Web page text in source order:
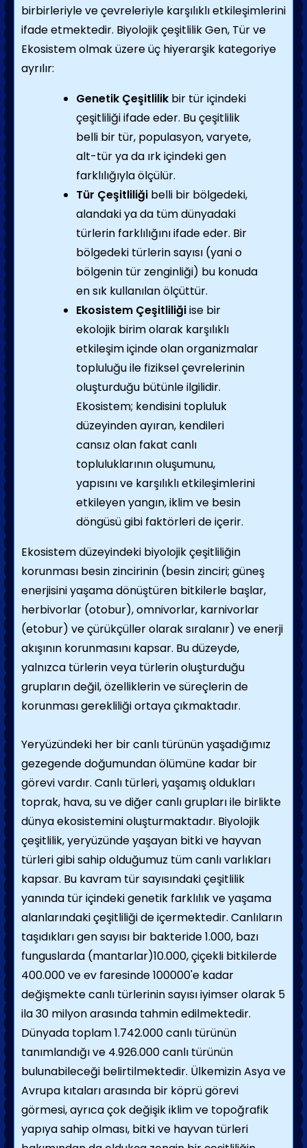
birbirleriyle ve çevreleriyle karşılıklı etkileşimlerini
ifade etmektedir. Biyolojik çeşitlilik Gen, Tür ve
Ekosistem olmak üzere üç hiyerarşik kategoriye
ayrılır:
Genetik Çeşitlilik bir tür içindeki
çeşitliliği ifade eder. Bu çeşitlilik
belli bir tür, populasyon, varyete,
alt-tür ya da ırk içindeki gen
farklılığıyla ölçülür.
Tür Çeşitliliği belli bir bölgedeki,
alandaki ya da tüm dünyadaki
türlerin farklılığını ifade eder. Bir
bölgedeki türlerin sayısı (yani o
bölgenin tür zenginliği) bu konuda
en sık kullanılan ölçüttür.
Ekosistem Çeşitliliğiise bir
ekolojik birim olarak karşılıklı
etkileşim içinde olan organizmalar
topluluğu ile fiziksel çevrelerinin
oluşturduğu bütünle ilgilidir.
Ekosistem; kendisini topluluk
düzeyinden ayıran, kendileri
cansız olan fakat canlı
topluluklarının oluşumunu,
yapısını ve karşılıklı etkileşimlerini
etkileyen yangın, iklim ve besin
döngüsü gibi faktörleri de içerir.
Ekosistem düzeyindeki biyolojik çeşitliliğin
korunması besin zincirinin (besin zinciri; güneş
enerjisini yaşama dönüştüren bitkilerle başlar,
herbivorlar (otobur), omnivorlar, karnivorlar
(etobur) ve çürükçüller olarak sıralanır) ve enerji
akışının korunmasını kapsar. Bu düzeyde,
yalnızca türlerin veya türlerin oluşturduğu
grupların değil, özelliklerin ve süreçlerin de
korunması gerekliliği ortaya çıkmaktadır.
Yeryüzündeki her bir canlı türünün yaşadığımız
gezegende doğumundan ölümüne kadar bir
görevi vardır. Canlı türleri, yaşamış oldukları
toprak, hava, su ve diğer canlı grupları ile birlikte
dünya ekosistemini oluşturmaktadır. Biyolojik
çeşitlilik, yeryüzünde yaşayan bitki ve hayvan
türleri gibi sahip olduğumuz tüm canlı varlıkları
kapsar. Bu kavram tür sayısındaki çeşitlilik
yanında tür içindeki genetik farklılık ve yaşama
alanlarındaki çeşitliliği de içermektedir. Canlıların
taşıdıkları gen sayısı bir bakteride 1.000, bazı
funguslarda (mantarlar)10.000, çiçekli bitkilerde
400.000 ve ev faresinde 100000'e kadar
değişmekte canlı türlerinin sayısı iyimser olarak 5
ila 30 milyon arasında tahmin edilmektedir.
Dünyada toplam 1.742.000 canlı türünün
tanımlandığı ve 4.926.000 canlı türünün
bulunabileceği belirtilmektedir. Ülkemizin Asya ve
Avrupa kıtaları arasında bir köprü görevi
görmesi, ayrıca çok değişik iklim ve topoğrafik
yapıya sahip olması, bitki ve hayvan türleri